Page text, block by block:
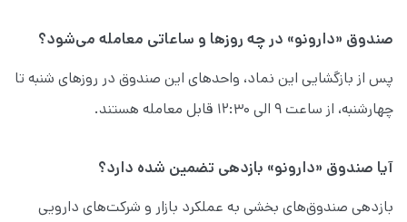
صندوق «دارونو» در چه روزها و ساعاتی معامله می‌شود؟
پس از بازگشایی این نماد، واحدهای این صندوق در روزهای شنبه تا
چهارشنبه، از ساعت ۹ الی ۱۲:۳۰ قابل معامله هستند.
آیا صندوق «دارونو» بازدهی تضمین شده دارد؟
بازدهی صندوق‌های بخشی به عملکرد بازار و شرکت‌های دارویی